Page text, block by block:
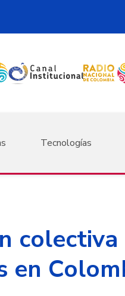
Tecnologías